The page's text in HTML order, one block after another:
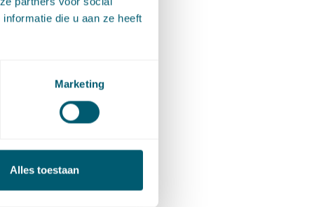
die u aan ze heeft
Marketing
Alles toestaan
Voor